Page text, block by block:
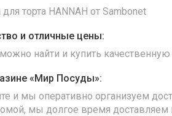
торта HANNAH от Sambonet
и отличные цены:
найти и купить
«Мир Посуды»:
и мы оперативно организуем
мы долгое время доставляем